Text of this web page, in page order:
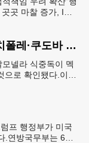
곳 마찰 증가, ICE
할라피뇨 살모넬라 비상 치폴레·쿠도바 긴급 회수
넬라 식중독이 멕
로 확인됐다.이에
프 행정부가 미국
연방국무부는 6일